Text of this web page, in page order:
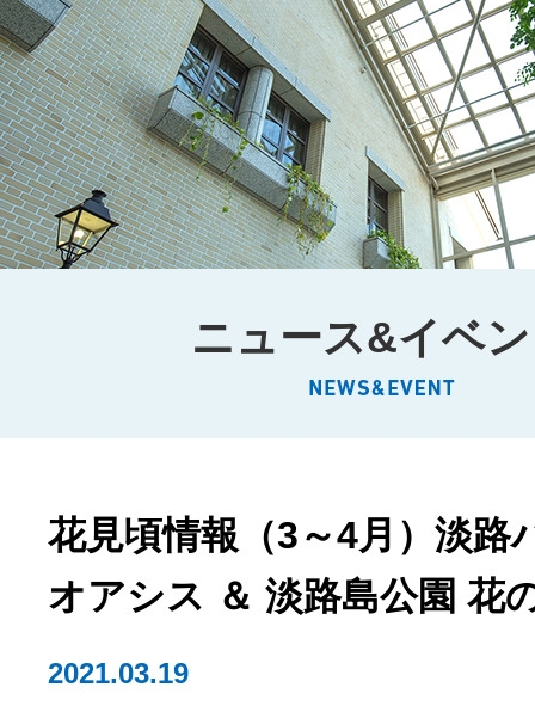
ニュース&イベ
花見頃情報（3～4月）淡路
オアシス ＆ 淡路島公園 花
2021.03.19